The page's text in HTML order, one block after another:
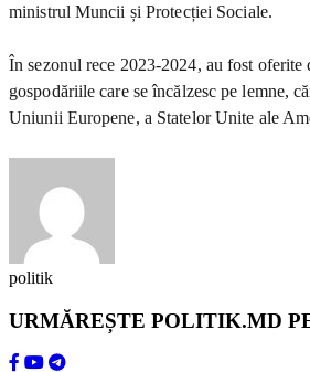
ministrul Muncii și Protecției Sociale.
În sezonul rece 2023-2024, au fost oferite
gospodăriile care se încălzesc pe lemne,
Uniunii Europene, a Statelor Unite ale
politik
URMĂREȘTE POLITIK.MD